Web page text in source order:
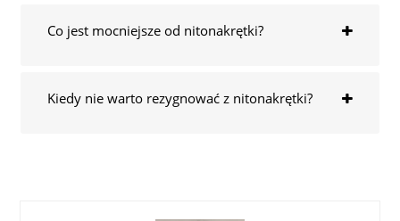
Co jest mocniejsze od nitonakrętki?
Kiedy nie warto rezygnować z nitonakrętki?